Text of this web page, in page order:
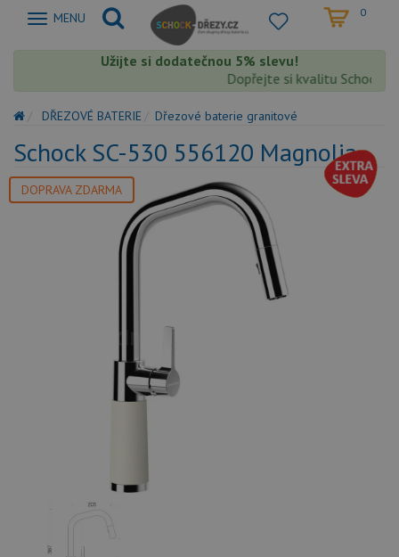
Zobrazit
MENU 0
Užijte si dodatečnou 5% slevu!
Dopřejte si kvalitu Schock s
DŘEZOVÉ BATERIE Dřezové baterie granitové
Schock SC-530 556120 Magnolia
DOPRAVA ZDARMA